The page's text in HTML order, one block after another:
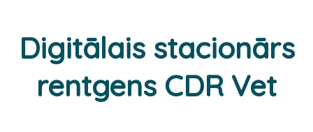
Digitālais stacionārs
rentgens CDR Vet